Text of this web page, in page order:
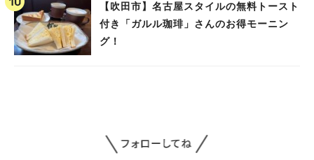
【吹田市】名古屋スタイルの無料トースト
付き「ガルル珈琲」さんのお得モーニン
グ！